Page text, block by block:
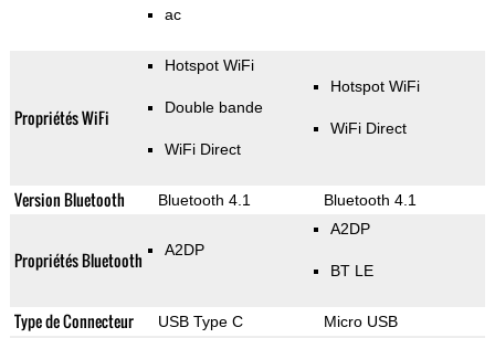
ac
Propriétés WiFi
Hotspot WiFi
Double bande
WiFi Direct
Hotspot WiFi
WiFi Direct
Version Bluetooth Bluetooth 4.1 Bluetooth 4.1
Propriétés Bluetooth A2DP
A2DP
BT LE
Type de Connecteur USB Type C Micro USB